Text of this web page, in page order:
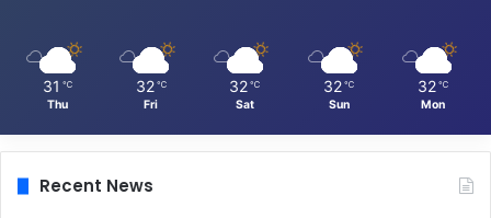
31 ℃
Thu
32 ℃
Fri
32 ℃
Sat
32 ℃
Sun
32 ℃
Mon
Recent News